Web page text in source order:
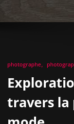
photographe
travers la